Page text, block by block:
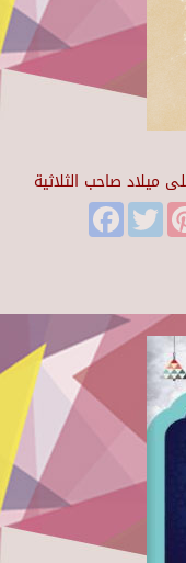
Facebook